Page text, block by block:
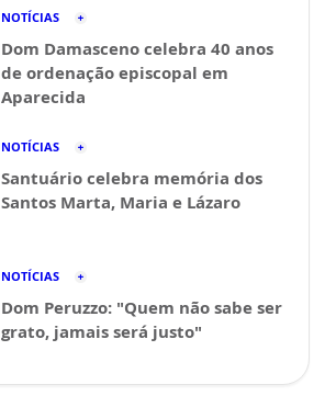
NOTÍCIAS
Dom Damasceno celebra 40 anos
de ordenação episcopal em
Aparecida
NOTÍCIAS
Santuário celebra memória dos
Santos Marta, Maria e Lázaro
NOTÍCIAS
Dom Peruzzo: "Quem não sabe ser
grato, jamais será justo"